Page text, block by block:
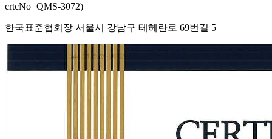
crtcNo=QMS-3072)
한국표준협회장 서울시 강남구 테헤란로 69번길 5